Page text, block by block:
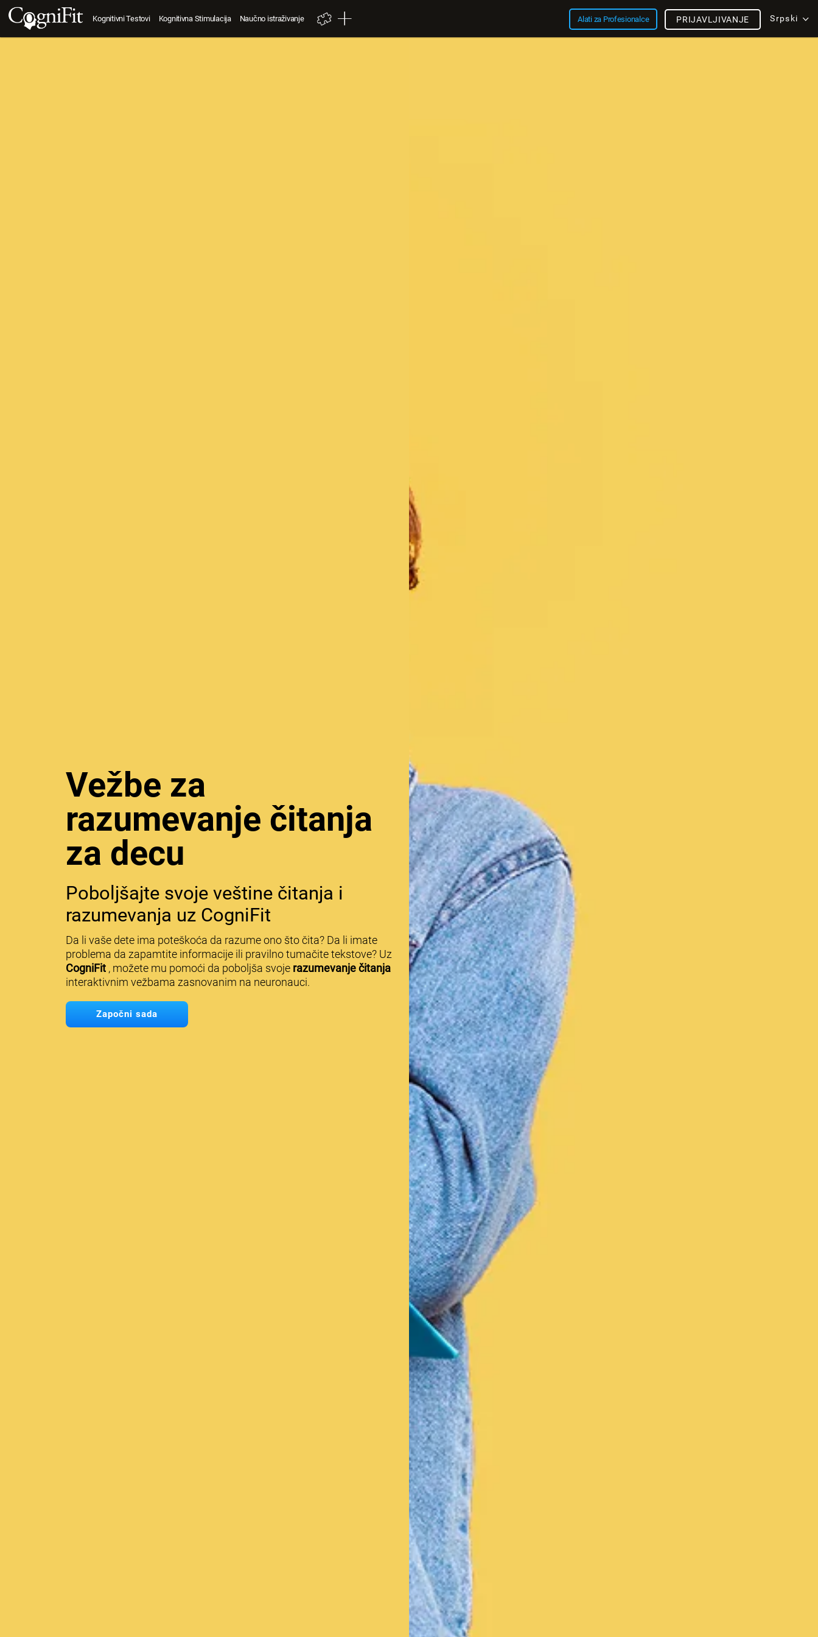
Kognitivni Testovi Kognitivna Stimulacija Naučno istraživanje Alati za Profesionalce Srpski
PRIJAVLJIVANJE
Vežbe za
razumevanje čitanja
za decu
Poboljšajte svoje veštine čitanja i
razumevanja uz CogniFit
Da li vaše dete ima poteškoća da razume ono što čita? Da li imate
problema da zapamtite informacije ili pravilno tumačite tekstove? Uz
CogniFit, možete mu pomoći da poboljša svoje razumevanje čitanja
interaktivnim vežbama zasnovanim na neuronauci.
Započni sada